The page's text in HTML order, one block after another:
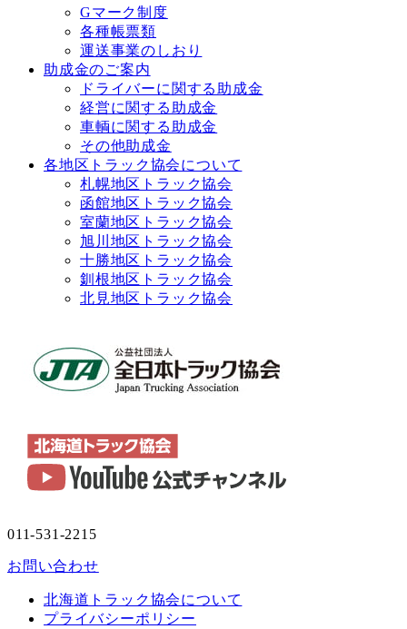
Gマーク制度
各種帳票類
運送事業のしおり
助成金のご案内
ドライバーに関する助成金
経営に関する助成金
車輌に関する助成金
その他助成金
各地区トラック協会について
札幌地区トラック協会
函館地区トラック協会
室蘭地区トラック協会
旭川地区トラック協会
十勝地区トラック協会
釧根地区トラック協会
北見地区トラック協会
011-531-2215
お問い合わせ
北海道トラック協会について
プライバシーポリシー